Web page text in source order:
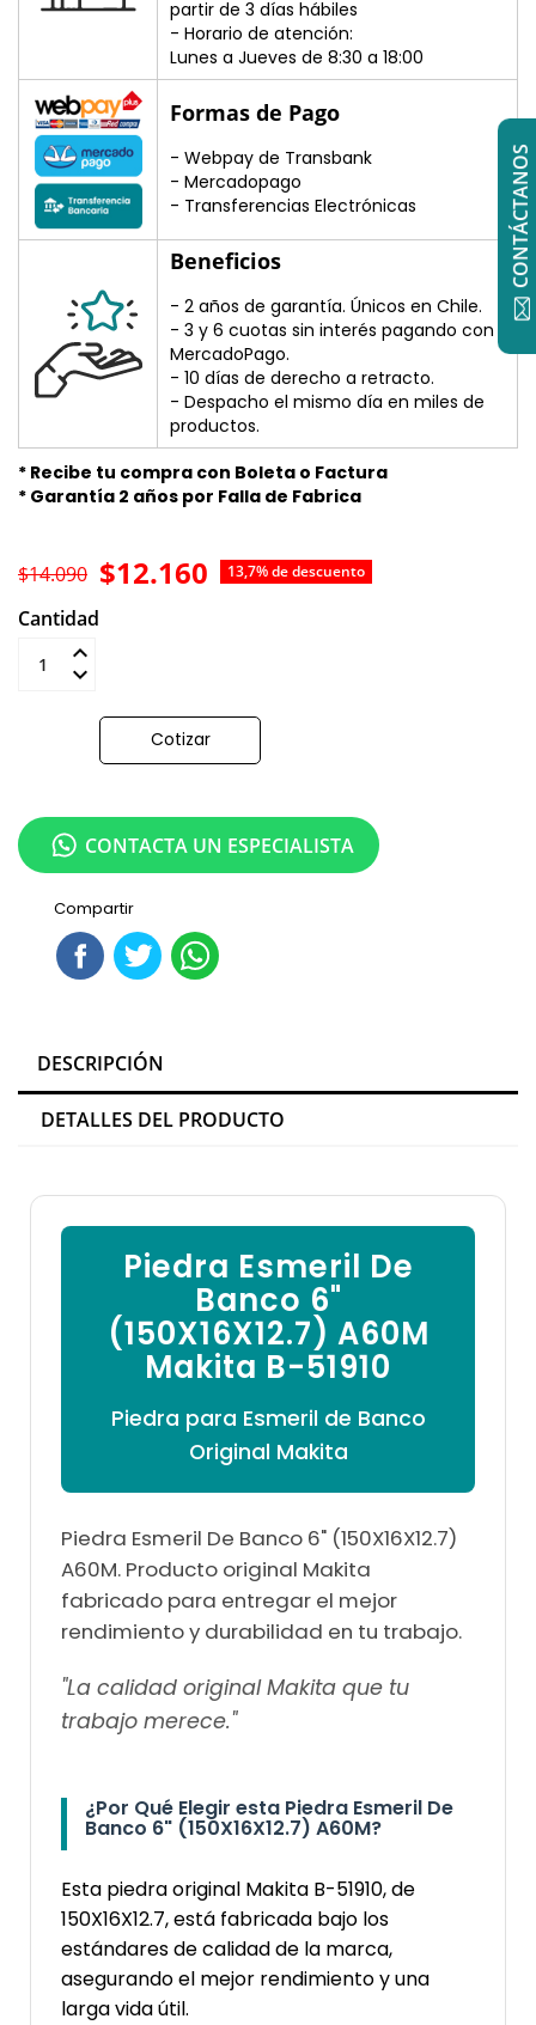
partir de 3 días hábiles
- Horario de atención:
Lunes a Jueves de 8:30 a 18:00
Formas de Pago
- Webpay de Transbank
- Mercadopago
- Transferencias Electrónicas
Beneficios
- 2 años de garantía. Únicos en Chile.
- 3 y 6 cuotas sin interés pagando con
MercadoPago.
- 10 días de derecho a retracto.
- Despacho el mismo día en miles de
productos.
* Recibe tu compra con Boleta o Factura
* Garantía 2 años por Falla de Fabrica
$12.160 13,7% de descuento
$14.090
Cantidad
Cotizar
Compartir
CONTACTA UN ESPECIALISTA
DESCRIPCIÓN
DETALLES DEL PRODUCTO
Piedra Esmeril De
Banco 6"
(150X16X12.7) A60M
Makita B-51910
Piedra para Esmeril de Banco
Original Makita
Piedra Esmeril De Banco 6" (150X16X12.7)
A60M. Producto original Makita
fabricado para entregar el mejor
rendimiento y durabilidad en tu trabajo.
"La calidad original Makita que tu
trabajo merece."
¿Por Qué Elegir esta Piedra Esmeril De
Banco 6" (150X16X12.7) A60M?
Esta piedra original Makita B-51910, de
150X16X12.7, está fabricada bajo los
estándares de calidad de la marca,
asegurando el mejor rendimiento y una
larga vida útil.
CONTÁCTANOS